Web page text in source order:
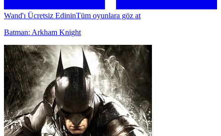
Wand'ı Ücretsiz EdininTüm oyunlara göz at
Batman: Arkham Knight